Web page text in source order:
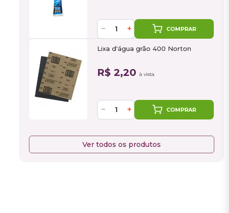
− + COMPRAR
Lixa d'água grão 400 Norton
R$ 2,20 à vista
− + COMPRAR
Ver todos os produtos